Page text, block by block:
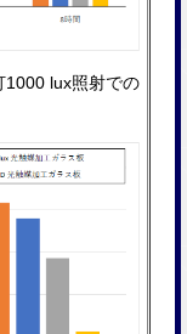
1000 lux照射での